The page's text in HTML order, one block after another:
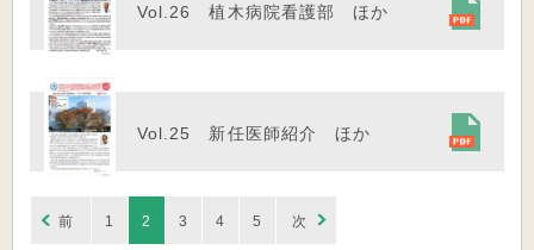
Vol.26 植木病院看護部 ほか
Vol.25 新任医師紹介 ほか
前 1 2 3 4 5 次